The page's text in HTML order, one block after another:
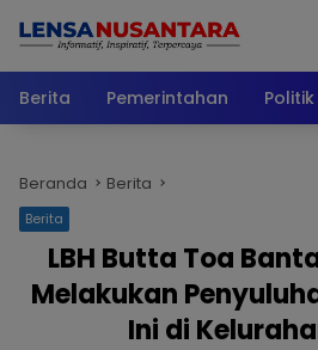
Berita
Pemerintahan Politik
Beranda Berita
Berita
LBH Butta Toa
Melakukan
Ini di